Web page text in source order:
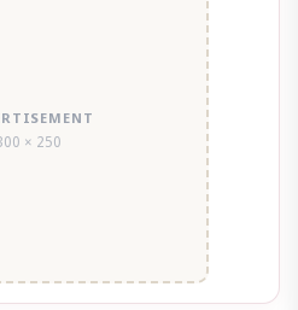
× 250